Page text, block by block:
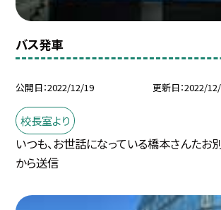
バス発車
公開日 2022/12/19 更新日 2022/
校長室より
いつも、お世話になっている橋本さんたお
から送信